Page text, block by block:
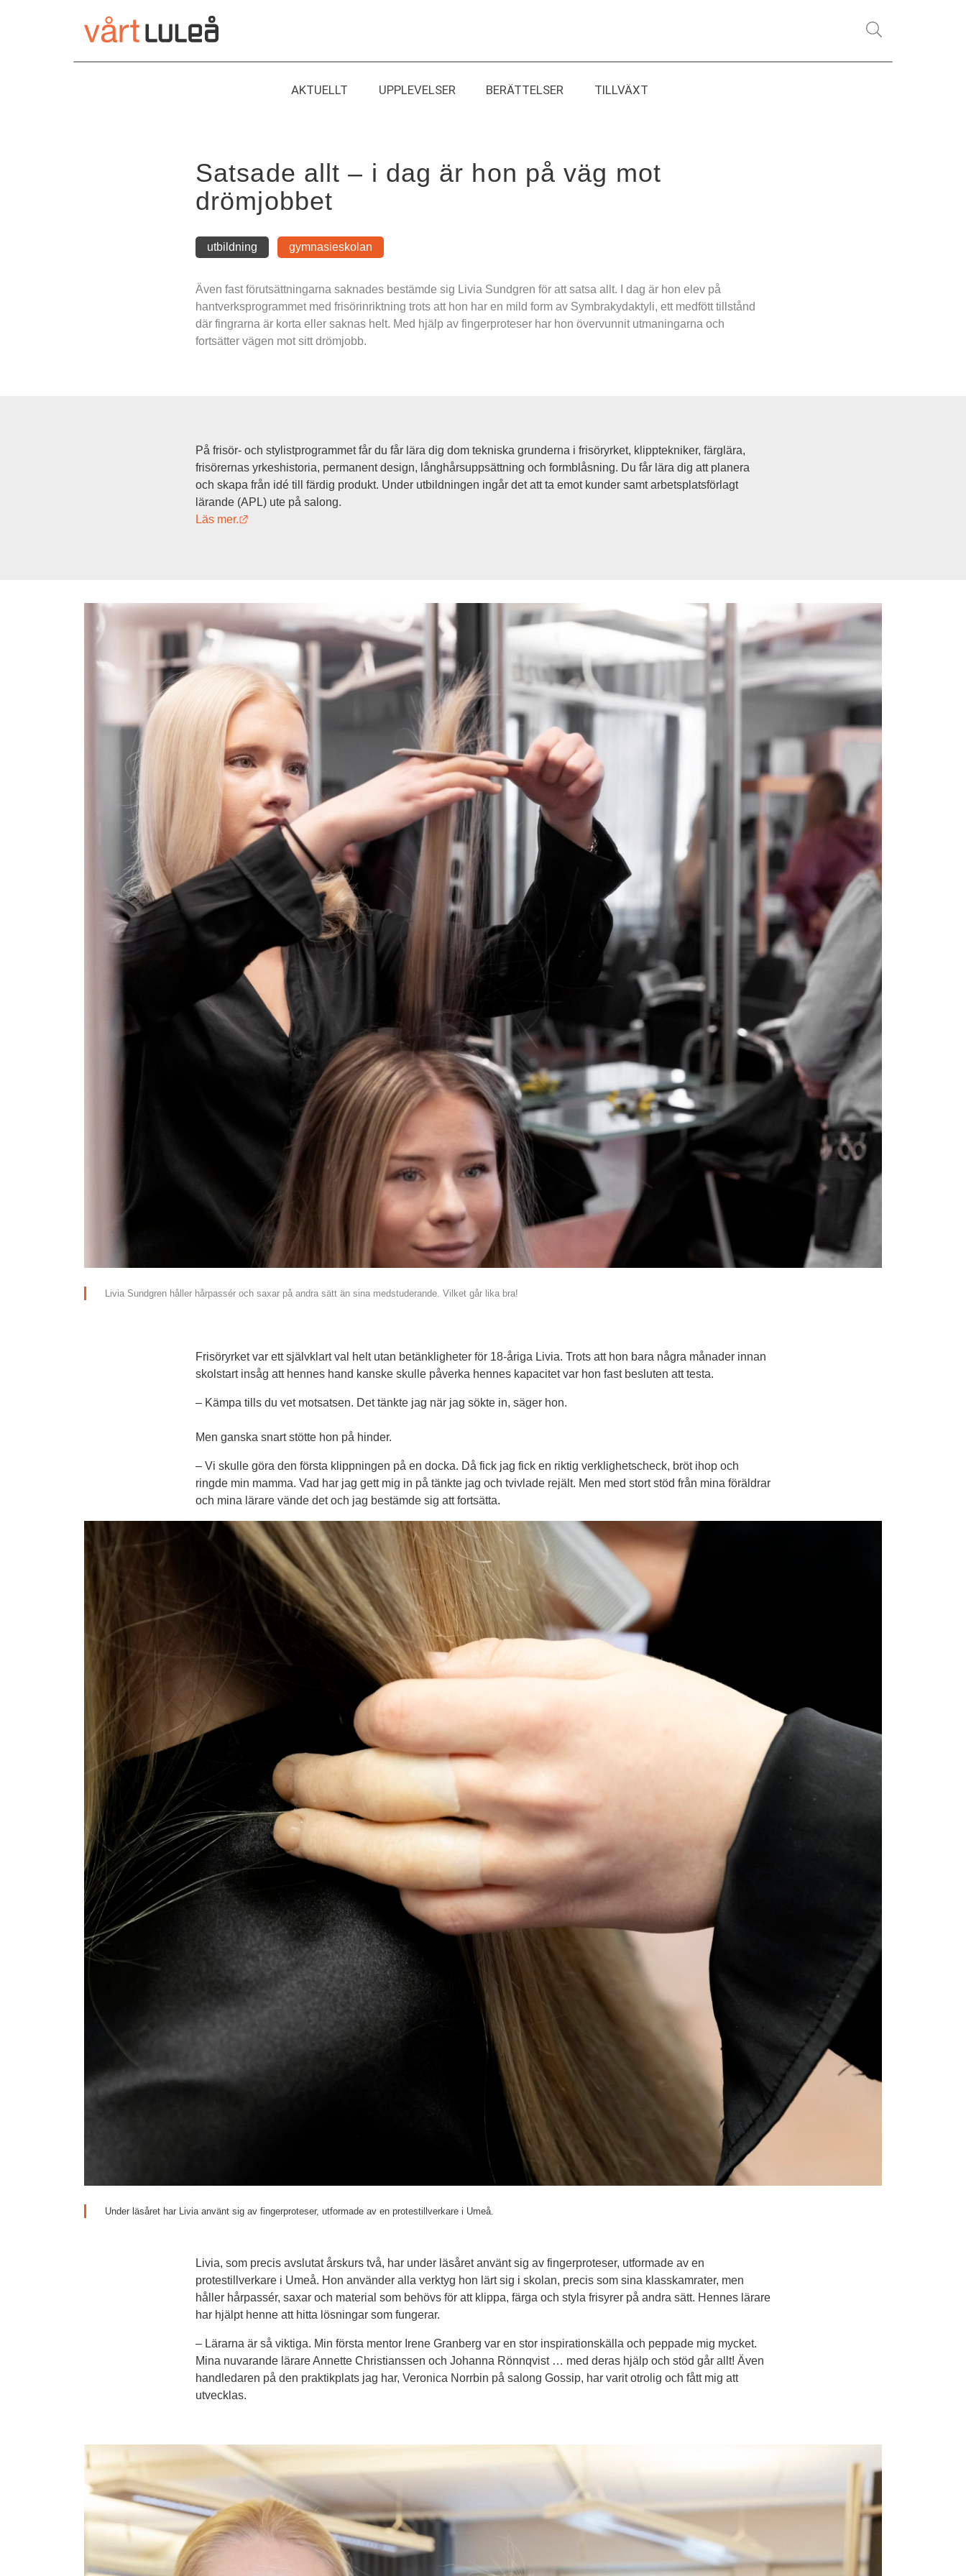
AKTUELLT UPPLEVELSER BERÄTTELSER TILLVÄXT
Satsade allt – i dag är hon på väg mot
drömjobbet
utbildning gymnasieskolan
Även fast förutsättningarna saknades bestämde sig Livia Sundgren för att satsa allt. I dag är hon elev på
hantverksprogrammet med frisörinriktning trots att hon har en mild form av Symbrakydaktyli, ett medfött tillstånd
där fingrarna är korta eller saknas helt. Med hjälp av fingerproteser har hon övervunnit utmaningarna och
fortsätter vägen mot sitt drömjobb.
På frisör- och stylistprogrammet får du får lära dig dom tekniska grunderna i frisöryrket, klipptekniker, färglära,
frisörernas yrkeshistoria, permanent design, långhårsuppsättning och formblåsning. Du får lära dig att planera
och skapa från idé till färdig produkt. Under utbildningen ingår det att ta emot kunder samt arbetsplatsförlagt
lärande (APL) ute på salong.
Läs mer.
Livia Sundgren håller hårpassér och saxar på andra sätt än sina medstuderande. Vilket går lika bra!
Frisöryrket var ett självklart val helt utan betänkligheter för 18-åriga Livia. Trots att hon bara några månader innan
skolstart insåg att hennes hand kanske skulle påverka hennes kapacitet var hon fast besluten att testa.
– Kämpa tills du vet motsatsen. Det tänkte jag när jag sökte in, säger hon.
Men ganska snart stötte hon på hinder.
– Vi skulle göra den första klippningen på en docka. Då fick jag fick en riktig verklighetscheck, bröt ihop och
ringde min mamma. Vad har jag gett mig in på tänkte jag och tvivlade rejält. Men med stort stöd från mina föräldrar
och mina lärare vände det och jag bestämde sig att fortsätta.
Under läsåret har Livia använt sig av fingerproteser, utformade av en protestillverkare i Umeå.
Livia, som precis avslutat årskurs två, har under läsåret använt sig av fingerproteser, utformade av en
protestillverkare i Umeå. Hon använder alla verktyg hon lärt sig i skolan, precis som sina klasskamrater, men
håller hårpassér, saxar och material som behövs för att klippa, färga och styla frisyrer på andra sätt. Hennes lärare
har hjälpt henne att hitta lösningar som fungerar.
– Lärarna är så viktiga. Min första mentor Irene Granberg var en stor inspirationskälla och peppade mig mycket.
Mina nuvarande lärare Annette Christianssen och Johanna Rönnqvist … med deras hjälp och stöd går allt! Även
handledaren på den praktikplats jag har, Veronica Norrbin på salong Gossip, har varit otrolig och fått mig att
utvecklas.